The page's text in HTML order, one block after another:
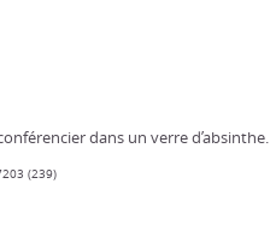
dans un verre d’absinthe.
(239)